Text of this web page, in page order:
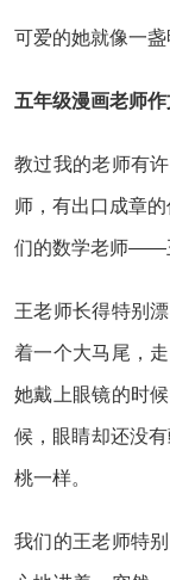
可爱的她就像一
五年级漫画老师作
教过我的老师有
师，有出口成章
们的数学老师——
王老师长得特别
着一个大马尾，
她戴上眼镜的时
候，眼睛却还没
桃一样。
我们的王老师特